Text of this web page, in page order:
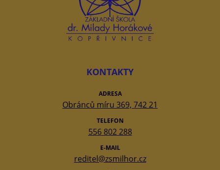
KONTAKTY
ADRESA
Obránců míru 369, 742 21
TELEFON
556 802 288
E-MAIL
reditel@zsmilhor.cz